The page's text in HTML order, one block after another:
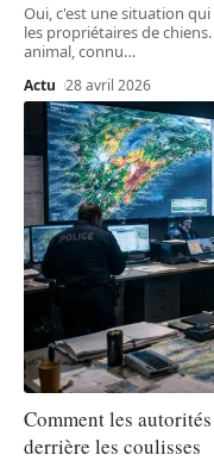
Oui, c'est une situation
les propriétaires de
animal, connu…
Actu 28 avril 2026
Comment les
derrière les coulisses